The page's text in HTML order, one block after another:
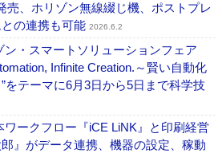
売、ホリゾン無線綴じ機、ポストプレ
の連携も可能 2026.6.2
・スマートソリューションフェア
Infinite Creation.～賢い自動化
をテーマに6月3日から5日まで科学技
ークフロー『iCE LiNK』と印刷経営
』がデータ連携、機器の設定、稼動